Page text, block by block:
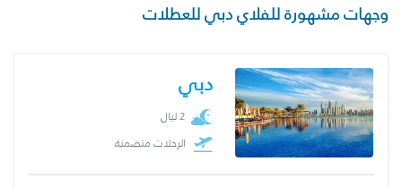
وجهات مشهورة للفلاي دبي للعطلات
دبي
2 ليال
الرحلات متضمنة